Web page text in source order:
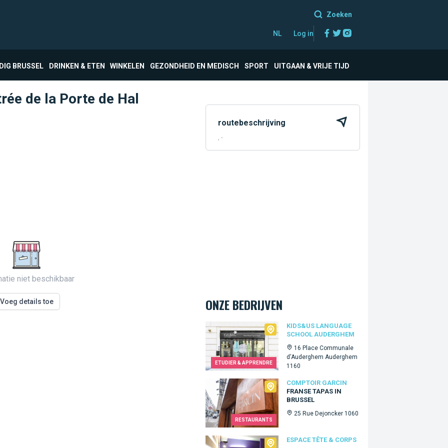
Zoeken
NL Log in Facebook
Twitter
BRUSSEL DRINKEN & ETEN WINKELEN GEZONDHEID EN MEDISCH SPORT UITGAAN & VRIJE TIJD
de la Porte de Hal
niet beschikbaar
Voeg details toe
routebeschrijving
, -
ONZE BEDRIJVEN
ETUDIER & APPRENDRE
KIDS&US LANGUAGE
SCHOOL AUDERGHEM
16 Place Communale
d'Auderghem Auderghem
1160
Kids&Us language school Auderghem
RESTAURANTS
COMPTOIR GARCIN
FRANSE TAPAS IN
BRUSSEL
25 Rue Dejoncker 1060
Comptoir Garcin
ESPACE TÊTE & CORPS
Espace Tête & Corps